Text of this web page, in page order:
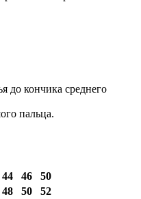
до кончика среднего
пальца.
44 46
50
48 50
52